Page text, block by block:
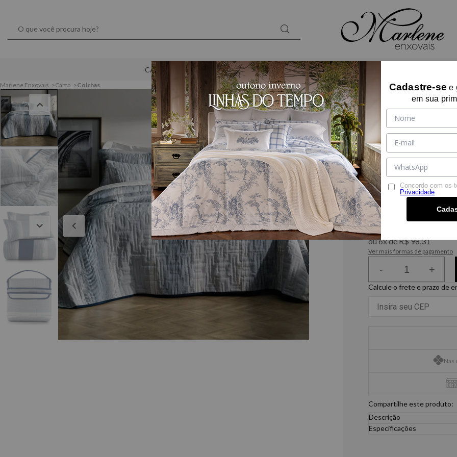
CAMA MESA BANHO KIDS PRESENTES
Marlene Enxovais Cama Colchas
14% OFF
COLCHA
14947
Tamanho:KING SIZE
KING SIZE
Cor: UNICA
De:R$ 689,90
Por:
ou6xdeR$ 98,31
R$ 560,40
Ver mais formas de pagamento
- +
Calcule o frete e prazo de
Nas
Compartilhe este produto:
Descrição
A Colcha Normandy é
Especificações
Cadastre-se e
em sua
Concordo com os
Privacidade